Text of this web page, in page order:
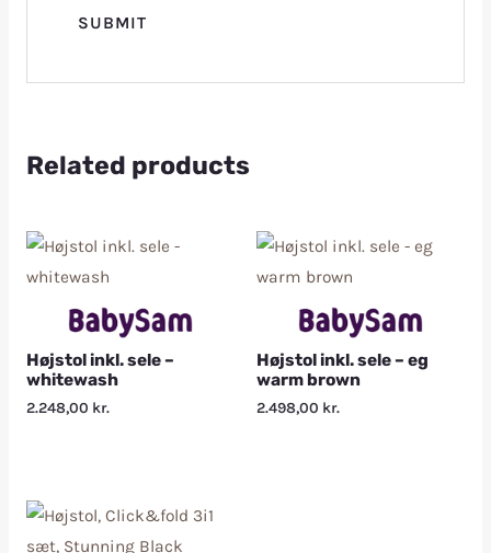
Related products
Højstol inkl. sele –
whitewash
2.248,00 kr.
Højstol inkl. sele – eg
warm brown
2.498,00 kr.